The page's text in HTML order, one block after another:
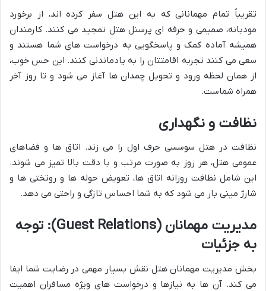
تقریباً تمام مهمانانی که به این هتل سفر کرده اند، از برخورد
مودبانه، صمیمی و حرفه ای پرسنل هتل تمجید می کنند. کارمندان
همیشه آماده کمک و پاسخگویی به درخواست های شما هستند و
سعی می کنند تجربه اقامتتان را به یادماندنی کنند. این حس خوب،
از همان لحظه ورود و تحویل چمدان ها آغاز می شود و تا روز آخر
همراه شماست.
نظافت و نگهداری
نظافت در هتل سوسسی حرف اول را می زند. اتاق ها و فضاهای
عمومی هتل، هر روز به صورت مرتب و با دقت بالا تمیز می شوند.
این شامل نظافت روزانه اتاق ها، تعویض حوله ها و روتختی ها و
شارژ مینی بار می شود که به شما احساس تازگی و راحتی می دهد.
مدیریت مهمانان (Guest Relations): توجه
به جزئیات
بخش مدیریت مهمانان هتل نقش بسیار مهمی در رضایت شما ایفا
می کند. آن ها به نیازها و درخواست های ویژه مسافران اهمیت